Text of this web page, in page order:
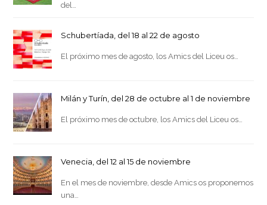
del…
Schubertíada, del 18 al 22 de agosto
El próximo mes de agosto, los Amics del Liceu os…
Milán y Turín, del 28 de octubre al 1 de noviembre
El próximo mes de octubre, los Amics del Liceu os…
Venecia, del 12 al 15 de noviembre
En el mes de noviembre, desde Amics os proponemos
una…